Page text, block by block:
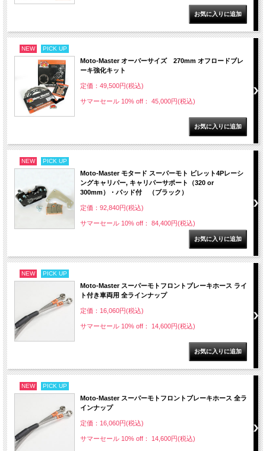
NEW PICK UP
Moto-Master オーバーサイズ 270mm オフロードブレ
ーキ強化キット
定価：49,500円(税込)
サマーセール 10% off： 45,000円(税込)
NEW PICK UP
Moto-Master モタード スーパーモト ビレット4Pレーシ
ングキャリパー, キャリパーサポート（320 or
300mm）・パッド付 （ブラック）
定価：92,840円(税込)
サマーセール 10% off： 84,400円(税込)
NEW PICK UP
Moto-Master スーパーモトフロントブレーキホース ライ
ト付き車両用 全ラインナップ
定価：16,060円(税込)
サマーセール 10% off： 14,600円(税込)
NEW PICK UP
Moto-Master スーパーモトフロントブレーキホース 全ラ
インナップ
定価：16,060円(税込)
サマーセール 10% off： 14,600円(税込)